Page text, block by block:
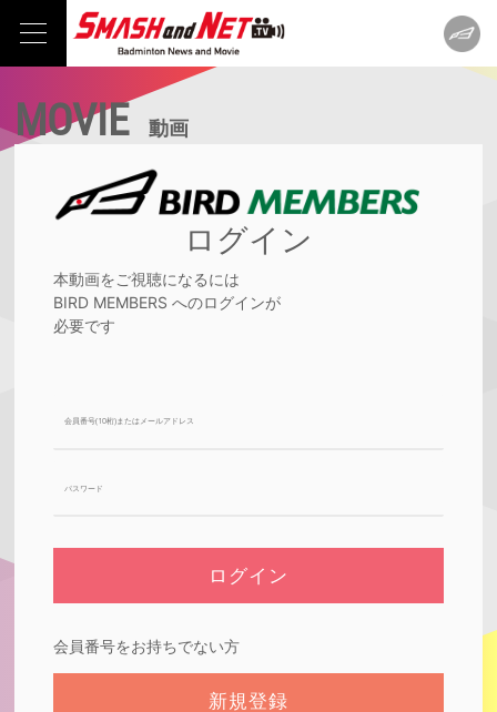
MOVIE動画
ログイン
本動画をご視聴になるには
BIRD MEMBERS へのログインが
必要です
会員番号をお持ちでない方